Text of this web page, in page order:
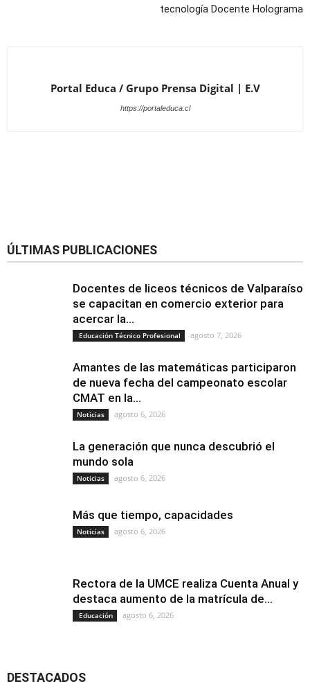
tecnología Docente Holograma
Portal Educa / Grupo Prensa Digital | E.V
https://portaleduca.cl
ÚLTIMAS PUBLICACIONES
Docentes de liceos técnicos de Valparaíso
se capacitan en comercio exterior para
acercar la...
Educación Técnico Profesional agosto 7, 2026
Amantes de las matemáticas participaron
de nueva fecha del campeonato escolar
CMAT en la...
Noticias agosto 6, 2026
La generación que nunca descubrió el
mundo sola
Noticias agosto 6, 2026
Más que tiempo, capacidades
Noticias agosto 6, 2026
Rectora de la UMCE realiza Cuenta Anual y
destaca aumento de la matrícula de...
Educación agosto 6, 2026
DESTACADOS